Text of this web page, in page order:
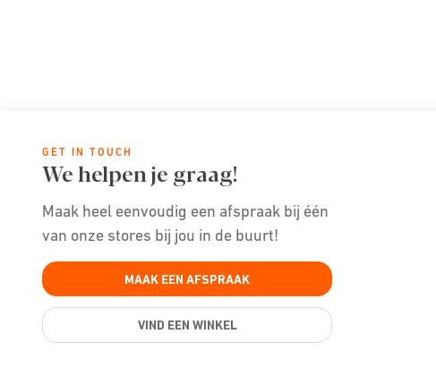
GET IN TOUCH
We helpen je graag!
Maak heel eenvoudig een afspraak bij één
van onze stores bij jou in de buurt!
MAAK EEN AFSPRAAK
VIND EEN WINKEL